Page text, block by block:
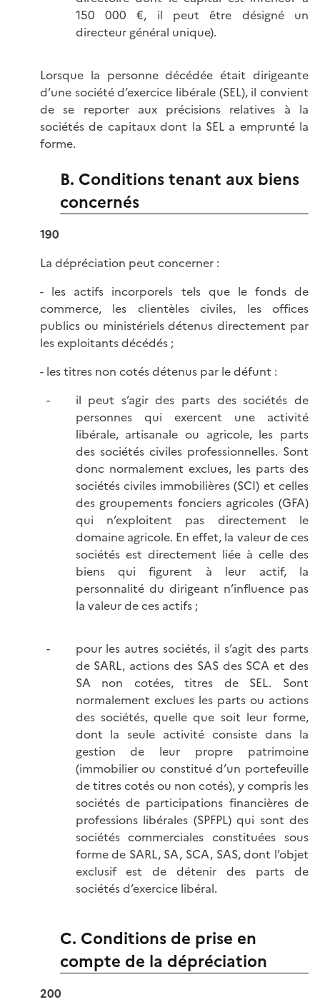
150 000 €, il peut être désigné un
directeur général unique).
Lorsque la personne décédée était dirigeante
d’une société d’exercice libérale (SEL), il convient
de se reporter aux précisions relatives à la
sociétés de capitaux dont la SEL a emprunté la
forme.
B. Conditions tenant aux biens
concernés
190
La dépréciation peut concerner :
- les actifs incorporels tels que le fonds de
commerce, les clientèles civiles, les offices
publics ou ministériels détenus directement par
les exploitants décédés ;
- les titres non cotés détenus par le défunt :
il peut s’agir des parts des sociétés de
personnes qui exercent une activité
libérale, artisanale ou agricole, les parts
des sociétés civiles professionnelles. Sont
donc normalement exclues, les parts des
sociétés civiles immobilières (SCI) et celles
des groupements fonciers agricoles (GFA)
qui n’exploitent pas directement le
domaine agricole. En effet, la valeur de ces
sociétés est directement liée à celle des
biens qui figurent à leur actif, la
personnalité du dirigeant n’influence pas
la valeur de ces actifs ;
pour les autres sociétés, il s’agit des parts
de SARL, actions des SAS des SCA et des
SA non cotées, titres de SEL. Sont
normalement exclues les parts ou actions
des sociétés, quelle que soit leur forme,
dont la seule activité consiste dans la
gestion de leur propre patrimoine
(immobilier ou constitué d’un portefeuille
de titres cotés ou non cotés), y compris les
sociétés de participations financières de
professions libérales (SPFPL) qui sont des
sociétés commerciales constituées sous
forme de SARL, SA, SCA, SAS, dont l’objet
exclusif est de détenir des parts de
sociétés d’exercice libéral.
C. Conditions de prise en
compte de la dépréciation
200